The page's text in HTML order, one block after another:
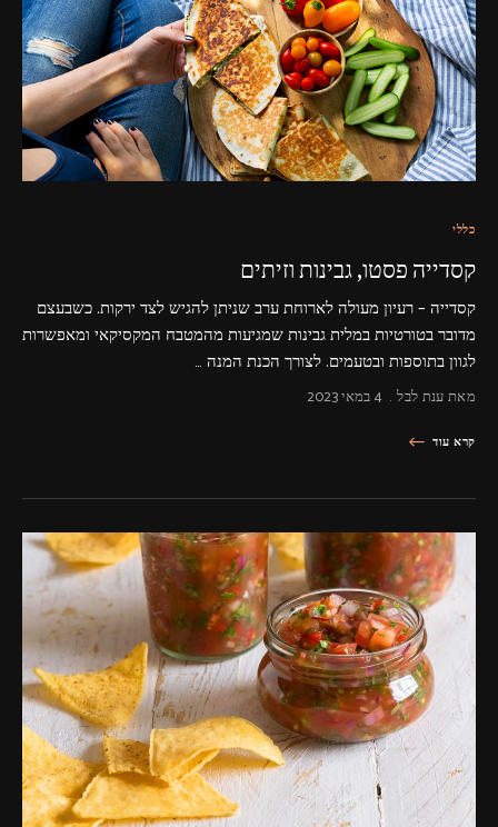
פרסומות,
מדיה
דיגיטלית
ועוד.
כללי
קסדייה פסטו, גבינות וזיתים
קסדייה – רעיון מעולה לארוחת ערב שניתן להגיש לצד ירקות. כשבעצם
מדובר בטורטיות במלית גבינות שמגיעות מהמטבח המקסיקאי ומאפשרות
לגוון בתוספות ובטעמים. לצורך הכנת המנה …
מאתענת לבל 4 במאי 2023
קרא עוד